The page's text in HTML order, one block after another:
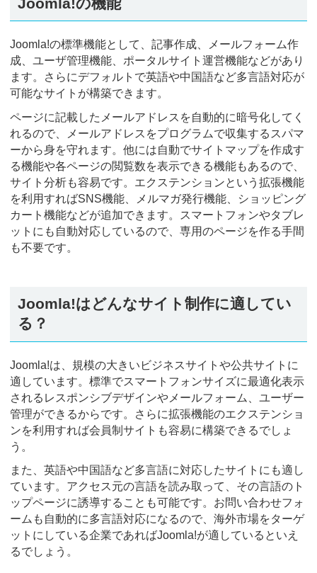
Joomla!の標準機能として、記事作成、メールフォーム作
成、ユーザ管理機能、ポータルサイト運営機能などがあり
ます。さらにデフォルトで英語や中国語など多言語対応が
可能なサイトが構築できます。
ページに記載したメールアドレスを自動的に暗号化してく
れるので、メールアドレスをプログラムで収集するスパマ
ーから身を守れます。他には自動でサイトマップを作成す
る機能や各ページの閲覧数を表示できる機能もあるので、
サイト分析も容易です。エクステンションという拡張機能
を利用すればSNS機能、メルマガ発行機能、ショッピング
カート機能などが追加できます。スマートフォンやタブレ
ットにも自動対応しているので、専用のページを作る手間
も不要です。
Joomla!はどんなサイト制作に適してい
る？
Joomla!は、規模の大きいビジネスサイトや公共サイトに
適しています。標準でスマートフォンサイズに最適化表示
されるレスポンシブデザインやメールフォーム、ユーザー
管理ができるからです。さらに拡張機能のエクステンショ
ンを利用すれば会員制サイトも容易に構築できるでしょ
う。
また、英語や中国語など多言語に対応したサイトにも適し
ています。アクセス元の言語を読み取って、その言語のト
ップページに誘導することも可能です。お問い合わせフォ
ームも自動的に多言語対応になるので、海外市場をターゲ
ットにしている企業であればJoomla!が適しているといえ
るでしょう。